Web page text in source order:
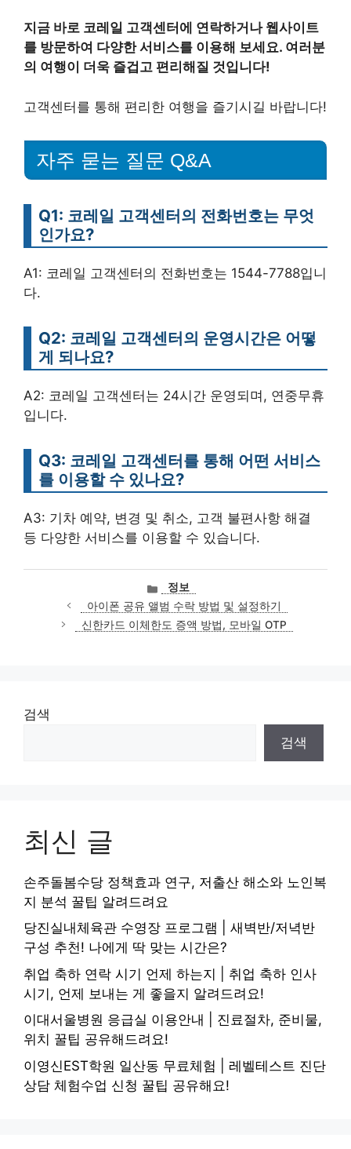
지금 바로 코레일 고객센터에 연락하거나 웹사이트
를 방문하여 다양한 서비스를 이용해 보세요. 여러분
의 여행이 더욱 즐겁고 편리해질 것입니다!
고객센터를 통해 편리한 여행을 즐기시길 바랍니다!
자주 묻는 질문 Q&A
Q1: 코레일 고객센터의 전화번호는 무엇
인가요?
A1: 코레일 고객센터의 전화번호는 1544-7788입니
다.
Q2: 코레일 고객센터의 운영시간은 어떻
게 되나요?
A2: 코레일 고객센터는 24시간 운영되며, 연중무휴
입니다.
Q3: 코레일 고객센터를 통해 어떤 서비스
를 이용할 수 있나요?
A3: 기차 예약, 변경 및 취소, 고객 불편사항 해결
등 다양한 서비스를 이용할 수 있습니다.
카
테
고
리
정보
아이폰 공유 앨범 수락 방법 및 설정하기
신한카드 이체한도 증액 방법, 모바일 OTP
검색
검색
최신 글
손주돌봄수당 정책효과 연구, 저출산 해소와 노인복
지 분석 꿀팁 알려드려요
당진실내체육관 수영장 프로그램 | 새벽반/저녁반
구성 추천! 나에게 딱 맞는 시간은?
취업 축하 연락 시기 언제 하는지 | 취업 축하 인사
시기, 언제 보내는 게 좋을지 알려드려요!
이대서울병원 응급실 이용안내 | 진료절차, 준비물,
위치 꿀팁 공유해드려요!
이영신EST학원 일산동 무료체험 | 레벨테스트 진단
상담 체험수업 신청 꿀팁 공유해요!